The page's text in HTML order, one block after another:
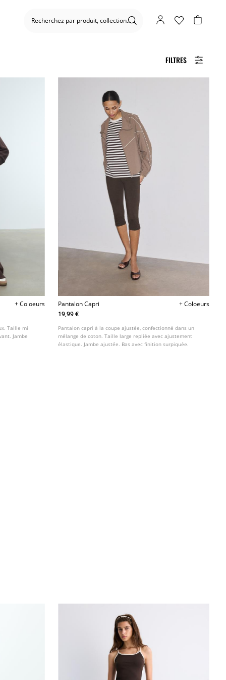
FILTRES
+ Coloeurs
Taille mi
Jambe
Pantalon Capri
+ Coloeurs
19,99 €
Pantalon capri à la coupe ajustée, confectionné dans un
mélange de coton. Taille large repliée avec ajustement
élastique. Jambe ajustée. Bas avec finition surpiquée.